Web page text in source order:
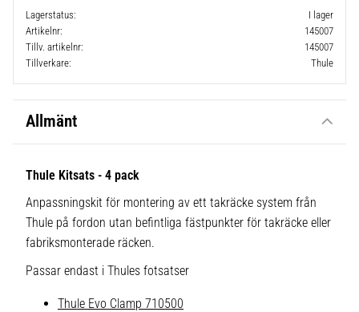
Lagerstatus
I lager
Artikelnr
145007
Tillv. artikelnr
145007
Tillverkare
Thule
Allmänt
Thule Kitsats - 4 pack
Anpassningskit för montering av ett takräcke system från
Thule på fordon utan befintliga fästpunkter för takräcke eller
fabriksmonterade räcken.
Passar endast i Thules fotsatser
Thule Evo Clamp 710500